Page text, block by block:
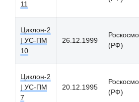
11
Циклон-2
| УС-ПM
10
26.12.1999
(РФ)
Циклон-2
| УС-ПM
7
20.12.1995
(РФ)